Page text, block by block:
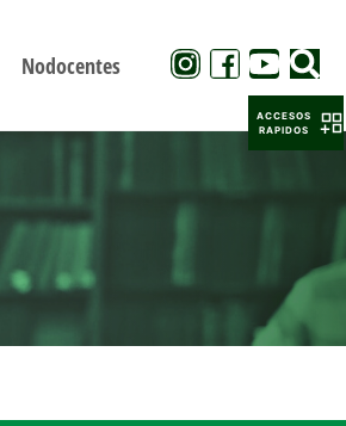
Nodocentes
ACCESOS
RAPIDOS